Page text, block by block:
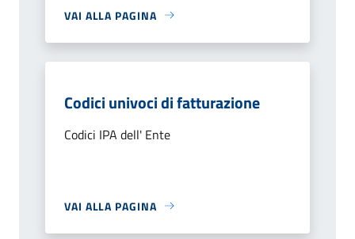
VAI ALLA PAGINA
Codici univoci di fatturazione
Codici IPA dell' Ente
VAI ALLA PAGINA